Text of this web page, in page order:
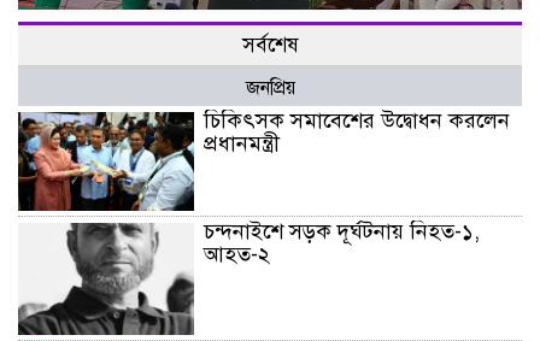
সর্বশেষ
জনপ্রিয়
চিকিৎসক সমাবেশের উদ্বোধন করলেন
প্রধানমন্ত্রী
চন্দনাইশে সড়ক দূর্ঘটনায় নিহত-১,
আহত-২